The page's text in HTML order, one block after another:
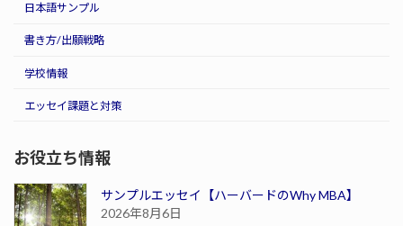
日本語サンプル
書き方/出願戦略
学校情報
エッセイ課題と対策
お役立ち情報
サンプルエッセイ【ハーバードのWhy MBA】
2026年8月6日